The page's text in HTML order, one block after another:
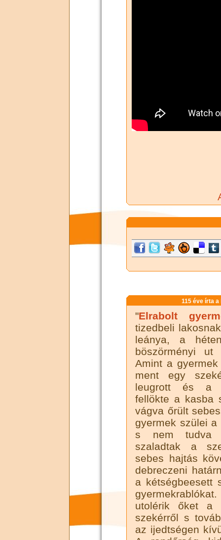
115 éve írta a
"Elrabolt
tizedbeli
leánya, a
böszörményi
Amint a
ment egy
leugrott és a
fellökte a kasba
vágva őrült
gyermek szülei
s nem tudva
szaladtak a
sebes hajtás
debreczeni
a kétségbeesett
utolérik őket a
szekérről s
az ijedtségen